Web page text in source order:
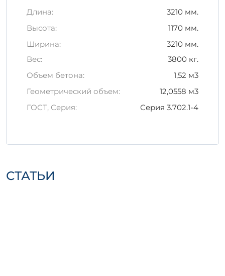
специализированного оборудования
для предотвращения повреждений.
СБО 3-1 А-1-2 идеально подходит как для
индивидуального строительства, так и для
Полагайтесь на качество и надежность,
выбирая наши железобетонные изделия!
Длина:
3210 мм.
Высота:
1170 мм.
Ширина:
3210 мм.
Вес:
3800 кг.
Объем бетона:
1,52 м3
Геометрический объем:
12,0558 м3
ГОСТ, Серия:
Серия 3.702.1-4
СТАТЬИ